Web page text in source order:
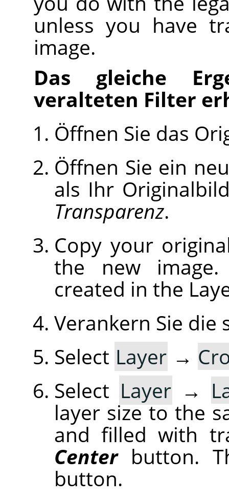
unless you have
image.
Das gleiche
veralteten Filter
Öffnen Sie das
Öffnen Sie ein
als Ihr
Transparenz.
Copy your
the new
created in the
Verankern Sie die
Select Layer →
Select Layer →
layer size to the
and filled with
Centerbutton.
button.